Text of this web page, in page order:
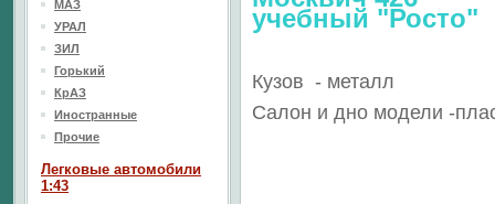
учебный "Росто"
Кузов - металл
Салон и дно модели -
МАЗ
УРАЛ
ЗИЛ
Горький
КрАЗ
Иностранные
Прочие
Легковые автомобили
1:43